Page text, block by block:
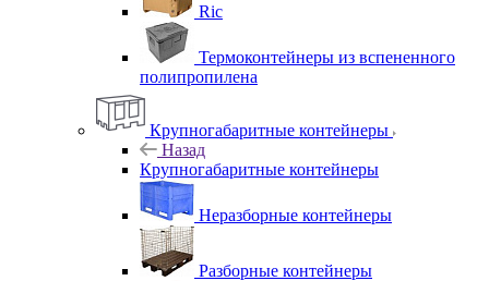
Ric
Термоконтейнеры из вспененного
полипропилена
Крупногабаритные контейнеры
Назад
Крупногабаритные контейнеры
Неразборные контейнеры
Разборные контейнеры